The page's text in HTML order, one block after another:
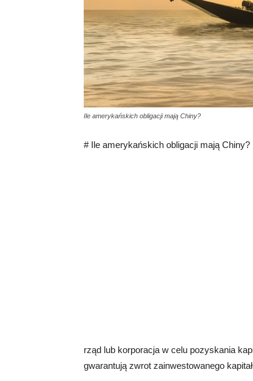
Ile amerykańskich obligacji mają Chiny?
# Ile amerykańskich obligacji mają Chiny?
rząd lub korporacja w celu pozyskania
gwarantują zwrot zainwestowanego